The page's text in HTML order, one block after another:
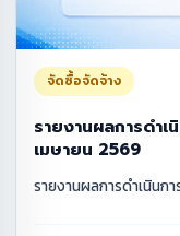
จัดซื้อจัดจ้าง
รายงานผลการดำเ
เมษายน 2569
รายงานผลการดำเนินก